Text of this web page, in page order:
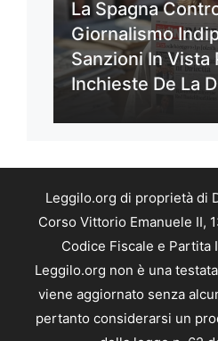
La Spagna
Giornalismo
Sanzioni In Vista
Inchieste De La
Leggilo.org di proprietà di
Corso Vittorio Emanuele II,
Codice Fiscale e Partita
Leggilo.org non è una
viene aggiornato senza
pertanto considerarsi un